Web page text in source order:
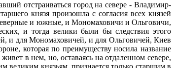
отстраиваться город на севере - Владимир-
князя произошла с согласия всех князей
северные и южные, и Мономаховичи и Ольговичи,
и тогда велики были бы следствия этого
и для Мономаховичей, и для Ольговичей, Киев
которая по преимуществу носила название
в нем, но, оставаясь на отдаленном севере,